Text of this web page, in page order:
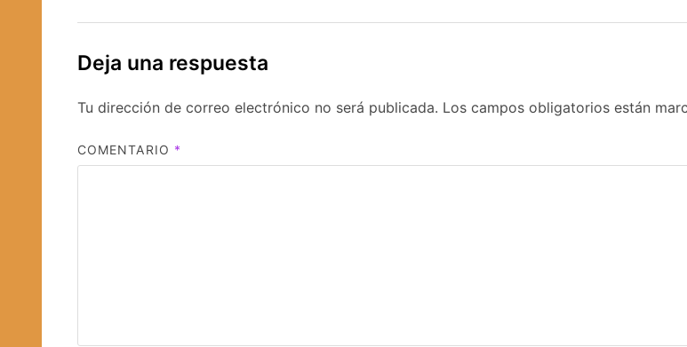
entradas
Deja una respuesta
Tu dirección de correo electrónico no será publicada. Los campos obligatorios están
COMENTARIO *